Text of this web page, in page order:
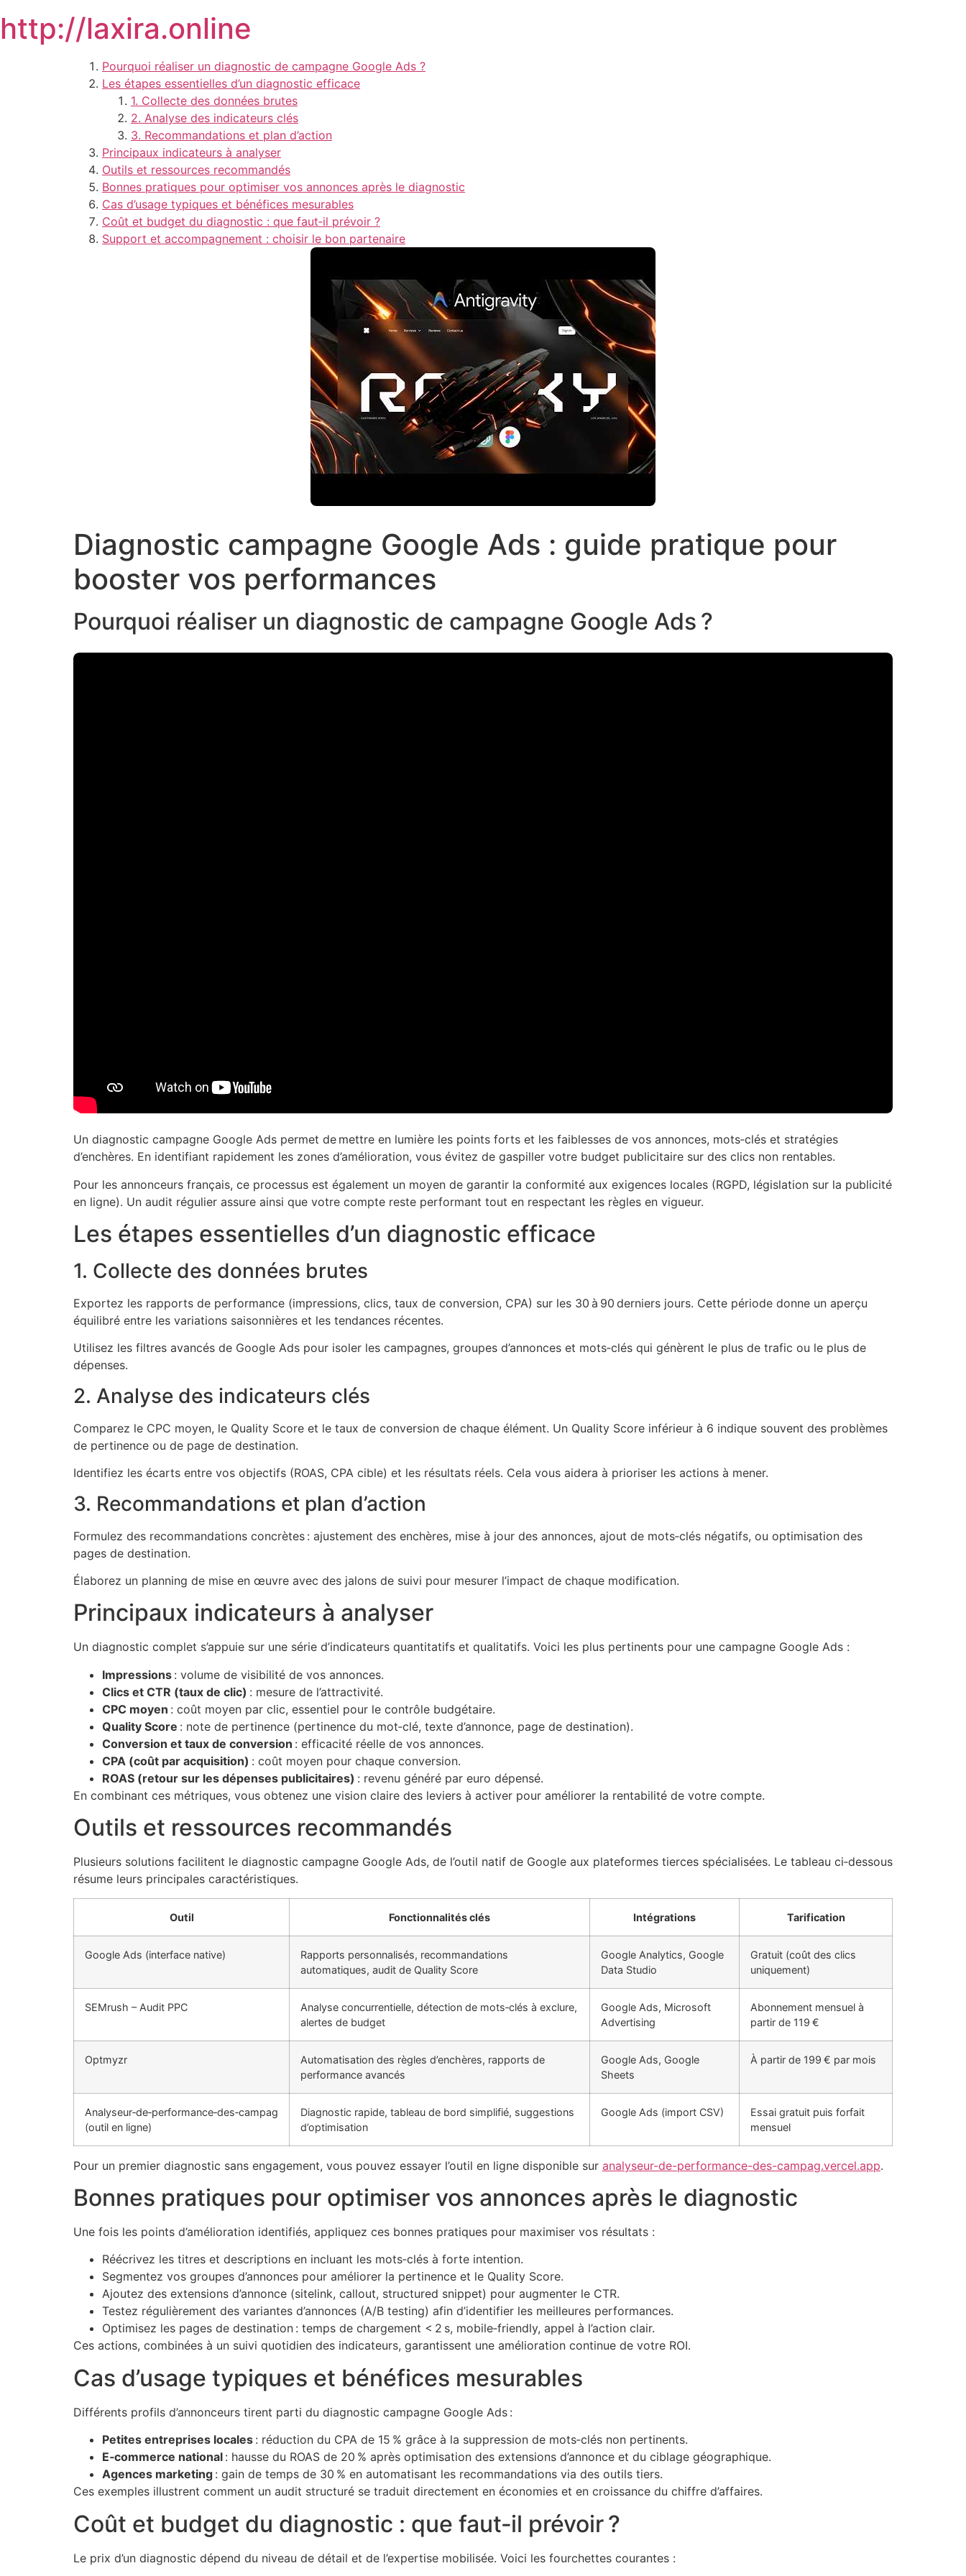
to
content
http://laxira.online
Pourquoi réaliser un diagnostic de campagne Google Ads ?
Les étapes essentielles d’un diagnostic efficace
1. Collecte des données brutes
2. Analyse des indicateurs clés
3. Recommandations et plan d’action
Principaux indicateurs à analyser
Outils et ressources recommandés
Bonnes pratiques pour optimiser vos annonces après le diagnostic
Cas d’usage typiques et bénéfices mesurables
Coût et budget du diagnostic : que faut‑il prévoir ?
Support et accompagnement : choisir le bon partenaire
Diagnostic campagne Google Ads : guide pratique pour
booster vos performances
Pourquoi réaliser un diagnostic de campagne Google Ads ?
Un diagnostic campagne Google Ads permet de mettre en lumière les points forts et les faiblesses de vos annonces, mots‑clés et stratégies
d’enchères. En identifiant rapidement les zones d’amélioration, vous évitez de gaspiller votre budget publicitaire sur des clics non rentables.
Pour les annonceurs français, ce processus est également un moyen de garantir la conformité aux exigences locales (RGPD, législation sur la publicité
en ligne). Un audit régulier assure ainsi que votre compte reste performant tout en respectant les règles en vigueur.
Les étapes essentielles d’un diagnostic efficace
1. Collecte des données brutes
Exportez les rapports de performance (impressions, clics, taux de conversion, CPA) sur les 30 à 90 derniers jours. Cette période donne un aperçu
équilibré entre les variations saisonnières et les tendances récentes.
Utilisez les filtres avancés de Google Ads pour isoler les campagnes, groupes d’annonces et mots‑clés qui génèrent le plus de trafic ou le plus de
dépenses.
2. Analyse des indicateurs clés
Comparez le CPC moyen, le Quality Score et le taux de conversion de chaque élément. Un Quality Score inférieur à 6 indique souvent des problèmes
de pertinence ou de page de destination.
Identifiez les écarts entre vos objectifs (ROAS, CPA cible) et les résultats réels. Cela vous aidera à prioriser les actions à mener.
3. Recommandations et plan d’action
Formulez des recommandations concrètes : ajustement des enchères, mise à jour des annonces, ajout de mots‑clés négatifs, ou optimisation des
pages de destination.
Élaborez un planning de mise en œuvre avec des jalons de suivi pour mesurer l’impact de chaque modification.
Principaux indicateurs à analyser
Un diagnostic complet s’appuie sur une série d’indicateurs quantitatifs et qualitatifs. Voici les plus pertinents pour une campagne Google Ads :
Impressions : volume de visibilité de vos annonces.
Clics et CTR (taux de clic) : mesure de l’attractivité.
CPC moyen : coût moyen par clic, essentiel pour le contrôle budgétaire.
Quality Score : note de pertinence (pertinence du mot‑clé, texte d’annonce, page de destination).
Conversion et taux de conversion : efficacité réelle de vos annonces.
CPA (coût par acquisition) : coût moyen pour chaque conversion.
ROAS (retour sur les dépenses publicitaires) : revenu généré par euro dépensé.
En combinant ces métriques, vous obtenez une vision claire des leviers à activer pour améliorer la rentabilité de votre compte.
Outils et ressources recommandés
Plusieurs solutions facilitent le diagnostic campagne Google Ads, de l’outil natif de Google aux plateformes tierces spécialisées. Le tableau ci‑dessous
résume leurs principales caractéristiques.
Outil Fonctionnalités clés Intégrations Tarification
Google Ads (interface native)
Rapports personnalisés, recommandations
automatiques, audit de Quality Score
Google Analytics, Google
Data Studio
Gratuit (coût des clics
uniquement)
SEMrush – Audit PPC
Analyse concurrentielle, détection de mots‑clés à exclure,
alertes de budget
Google Ads, Microsoft
Advertising
Abonnement mensuel à
partir de 119 €
Optmyzr
Automatisation des règles d’enchères, rapports de
performance avancés
Google Ads, Google
Sheets
À partir de 199 € par mois
Analyseur‑de‑performance‑des‑campag
(outil en ligne)
Diagnostic rapide, tableau de bord simplifié, suggestions
d’optimisation
Google Ads (import CSV)
Essai gratuit puis forfait
mensuel
Pour un premier diagnostic sans engagement, vous pouvez essayer l’outil en ligne disponible sur analyseur-de-performance-des-campag.vercel.app.
Bonnes pratiques pour optimiser vos annonces après le diagnostic
Une fois les points d’amélioration identifiés, appliquez ces bonnes pratiques pour maximiser vos résultats :
Réécrivez les titres et descriptions en incluant les mots‑clés à forte intention.
Segmentez vos groupes d’annonces pour améliorer la pertinence et le Quality Score.
Ajoutez des extensions d’annonce (sitelink, callout, structured snippet) pour augmenter le CTR.
Testez régulièrement des variantes d’annonces (A/B testing) afin d’identifier les meilleures performances.
Optimisez les pages de destination : temps de chargement < 2 s, mobile‑friendly, appel à l’action clair.
Ces actions, combinées à un suivi quotidien des indicateurs, garantissent une amélioration continue de votre ROI.
Cas d’usage typiques et bénéfices mesurables
Différents profils d’annonceurs tirent parti du diagnostic campagne Google Ads :
Petites entreprises locales : réduction du CPA de 15 % grâce à la suppression de mots‑clés non pertinents.
E‑commerce national : hausse du ROAS de 20 % après optimisation des extensions d’annonce et du ciblage géographique.
Agences marketing : gain de temps de 30 % en automatisant les recommandations via des outils tiers.
Ces exemples illustrent comment un audit structuré se traduit directement en économies et en croissance du chiffre d’affaires.
Coût et budget du diagnostic : que faut‑il prévoir ?
Le prix d’un diagnostic dépend du niveau de détail et de l’expertise mobilisée. Voici les fourchettes courantes :